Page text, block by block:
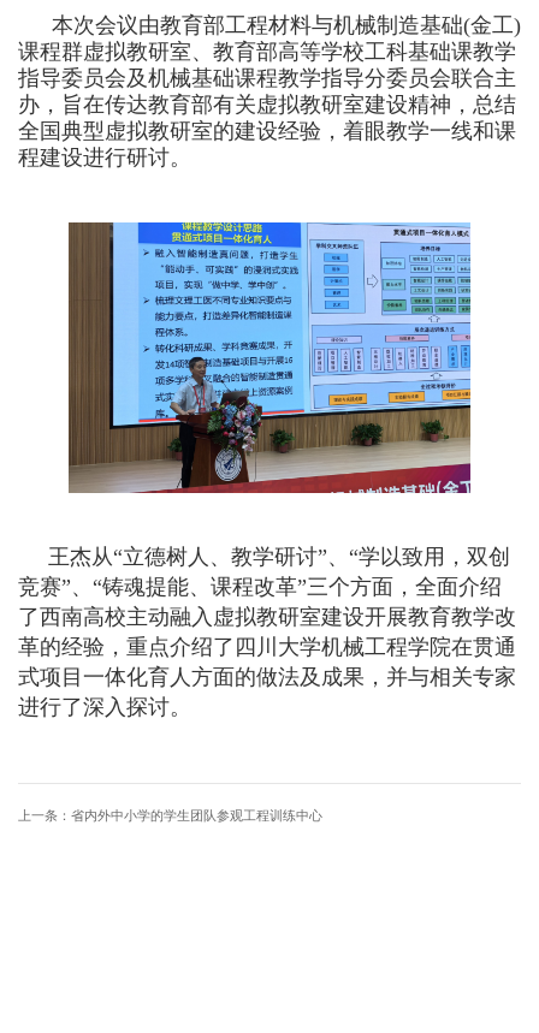
本次会议由教育部工程材料与机械制造基础(金工)
课程群虚拟教研室、教育部高等学校工科基础课教学
指导委员会及机械基础课程教学指导分委员会联合主
办，旨在传达教育部有关虚拟教研室建设精神，总结
全国典型虚拟教研室的建设经验，着眼教学一线和课
程建设进行研讨。
王杰从“立德树人、教学研讨”、“学 以致用，双创
竞赛”、“铸魂提能、课程改革”三个方面，全面介绍
了西南高校主动融入虚拟教研室建设开展教育教学改
革的经验，重点介绍了四川大学机械工程学院在贯通
式项目一体化育人方面的做法及成果，并与相关专家
进行了深入探讨。
上一条： 省内外中小学的学生团队参观工程训练中心